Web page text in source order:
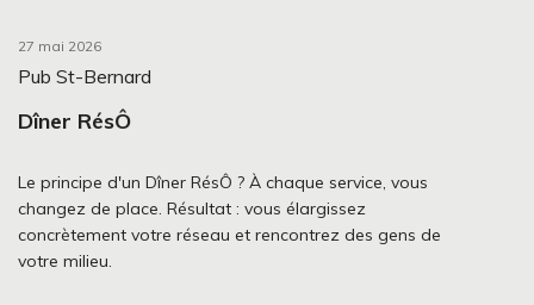
27 mai 2026
Pub St-Bernard
Dîner RésÔ
Le principe d'un Dîner RésÔ ? À chaque service, vous
changez de place. Résultat : vous élargissez
concrètement votre réseau et rencontrez des gens de
votre milieu.